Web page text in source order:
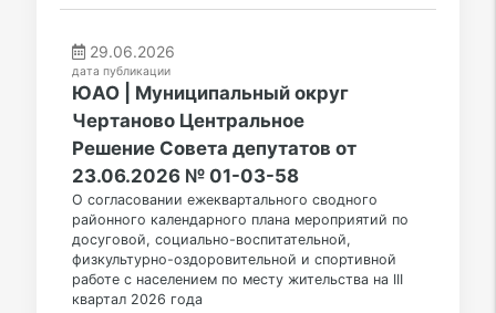
29.06.2026
дата публикации
ЮАО | Муниципальный округ
Чертаново Центральное
Решение Совета депутатов от
23.06.2026 № 01-03-58
О согласовании ежеквартального сводного
районного календарного плана мероприятий по
досуговой, социально-воспитательной,
физкультурно-оздоровительной и спортивной
работе с населением по месту жительства на III
квартал 2026 года